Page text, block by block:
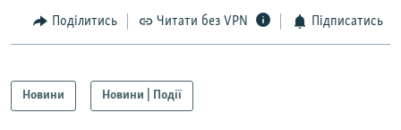
Поділитись Читати без VPN Підписатись
Новини Новини | Події